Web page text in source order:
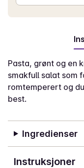
Pasta, grønt og en
smakfull salat som
romtemperert og
best.
Ingredienser
Instruksjoner